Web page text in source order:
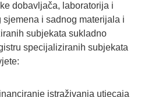
dobavljača, laboratorija i
i sadnog materijala i
subjekata sukladno
specijaliziranih subjekata
istraživanja utjecaja